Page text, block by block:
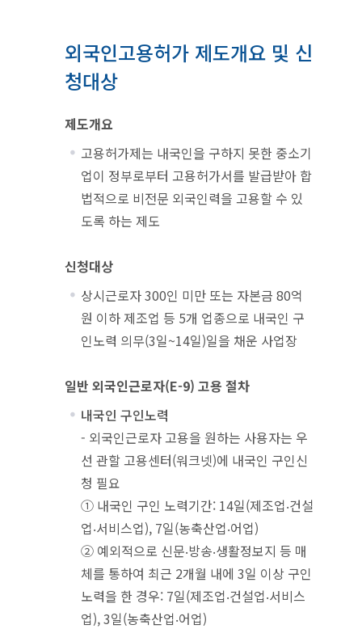
외국인고용허가 제도개요 및 신
청대상
제도개요
고용허가제는 내국인을 구하지 못한 중소기
업이 정부로부터 고용허가서를 발급받아 합
법적으로 비전문 외국인력을 고용할 수 있
도록 하는 제도
신청대상
상시근로자 300인 미만 또는 자본금 80억
원 이하 제조업 등 5개 업종으로 내국인 구
인노력 의무(3일~14일)일을 채운 사업장
일반 외국인근로자(E-9) 고용 절차
내국인 구인노력
- 외국인근로자 고용을 원하는 사용자는 우
선 관할 고용센터(워크넷)에 내국인 구인신
청 필요
① 내국인 구인 노력기간: 14일(제조업‧건설
업‧서비스업), 7일(농축산업‧어업)
② 예외적으로 신문‧방송‧생활정보지 등 매
체를 통하여 최근 2개월 내에 3일 이상 구인
노력을 한 경우: 7일(제조업‧건설업‧서비스
업), 3일(농축산업‧어업)